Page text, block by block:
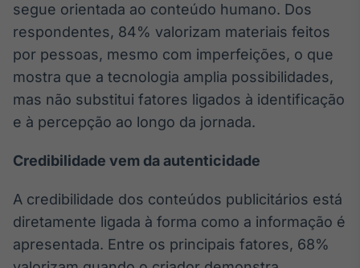
BroadFast
Em breve
Gestão de
Em breve
segue orientada ao conteúdo humano. Dos
respondentes, 84% valorizam materiais feitos
por pessoas, mesmo com imperfeições, o que
mostra que a tecnologia amplia possibilidades,
mas não substitui fatores ligados à identificação
e à percepção ao longo da jornada.
Credibilidade vem da autenticidade
A credibilidade dos conteúdos publicitários está
diretamente ligada à forma como a informação é
apresentada. Entre os principais fatores, 68%